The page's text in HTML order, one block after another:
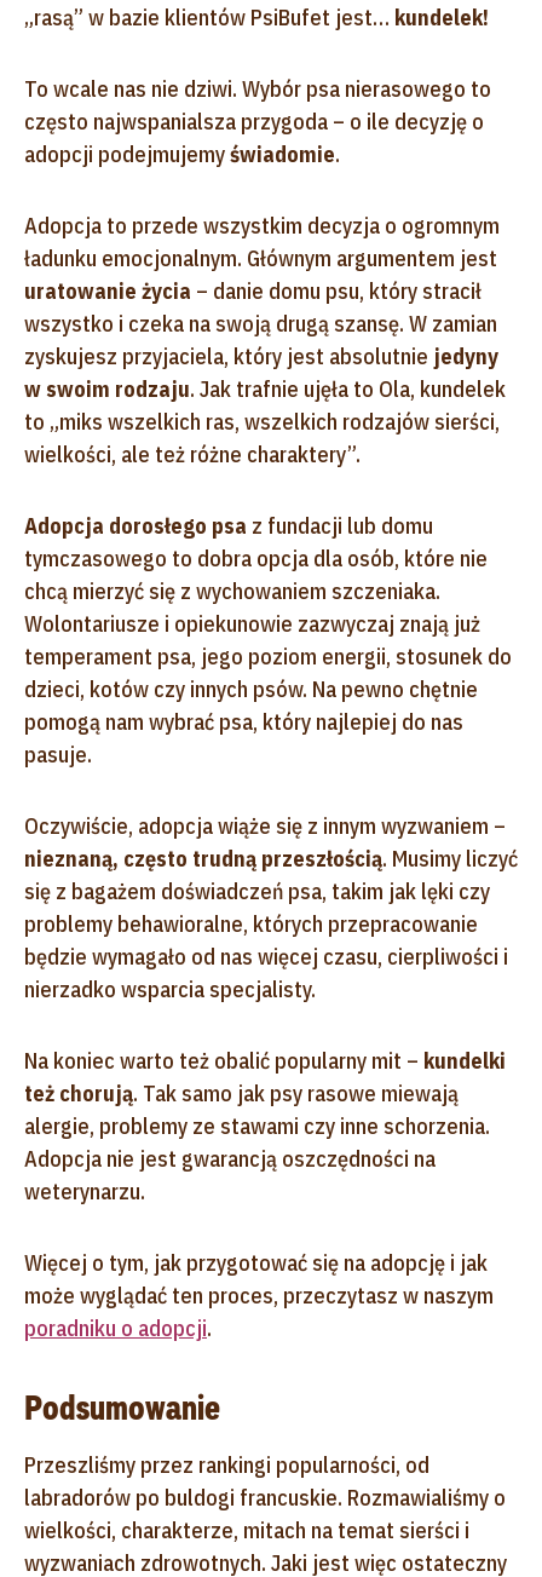
„rasą” w bazie klientów PsiBufet jest… kundelek!
To wcale nas nie dziwi. Wybór psa nierasowego to
często najwspanialsza przygoda – o ile decyzję o
adopcji podejmujemyświadomie.
Adopcja to przede wszystkim decyzja o ogromnym
ładunku emocjonalnym. Głównym argumentem jest
uratowanie życia – danie domu psu, który stracił
wszystko i czeka na swoją drugą szansę. W zamian
zyskujesz przyjaciela, który jest absolutnie jedyny
w swoim rodzaju. Jak trafnie ujęła to Ola, kundelek
to „miks wszelkich ras, wszelkich rodzajów sierści,
wielkości, ale też różne charaktery”.
Adopcja dorosłego psa z fundacji lub domu
tymczasowego to dobra opcja dla osób, które nie
chcą mierzyć się z wychowaniem szczeniaka.
Wolontariusze i opiekunowie zazwyczaj znają już
temperament psa, jego poziom energii, stosunek do
dzieci, kotów czy innych psów. Na pewno chętnie
pomogą nam wybrać psa, który najlepiej do nas
pasuje.
Oczywiście, adopcja wiąże się z innym wyzwaniem –
nieznaną, często trudną przeszłością. Musimy liczyć
się z bagażem doświadczeń psa, takim jak lęki czy
problemy behawioralne, których przepracowanie
będzie wymagało od nas więcej czasu, cierpliwości i
nierzadko wsparcia specjalisty.
Na koniec warto też obalić popularny mit – kundelki
też chorują. Tak samo jak psy rasowe miewają
alergie, problemy ze stawami czy inne schorzenia.
Adopcja nie jest gwarancją oszczędności na
weterynarzu.
Więcej o tym, jak przygotować się na adopcję i jak
może wyglądać ten proces, przeczytasz w naszym
poradniku o adopcji.
Podsumowanie
Przeszliśmy przez rankingi popularności, od
labradorów po buldogi francuskie. Rozmawialiśmy o
wielkości, charakterze, mitach na temat sierści i
wyzwaniach zdrowotnych. Jaki jest więc ostateczny